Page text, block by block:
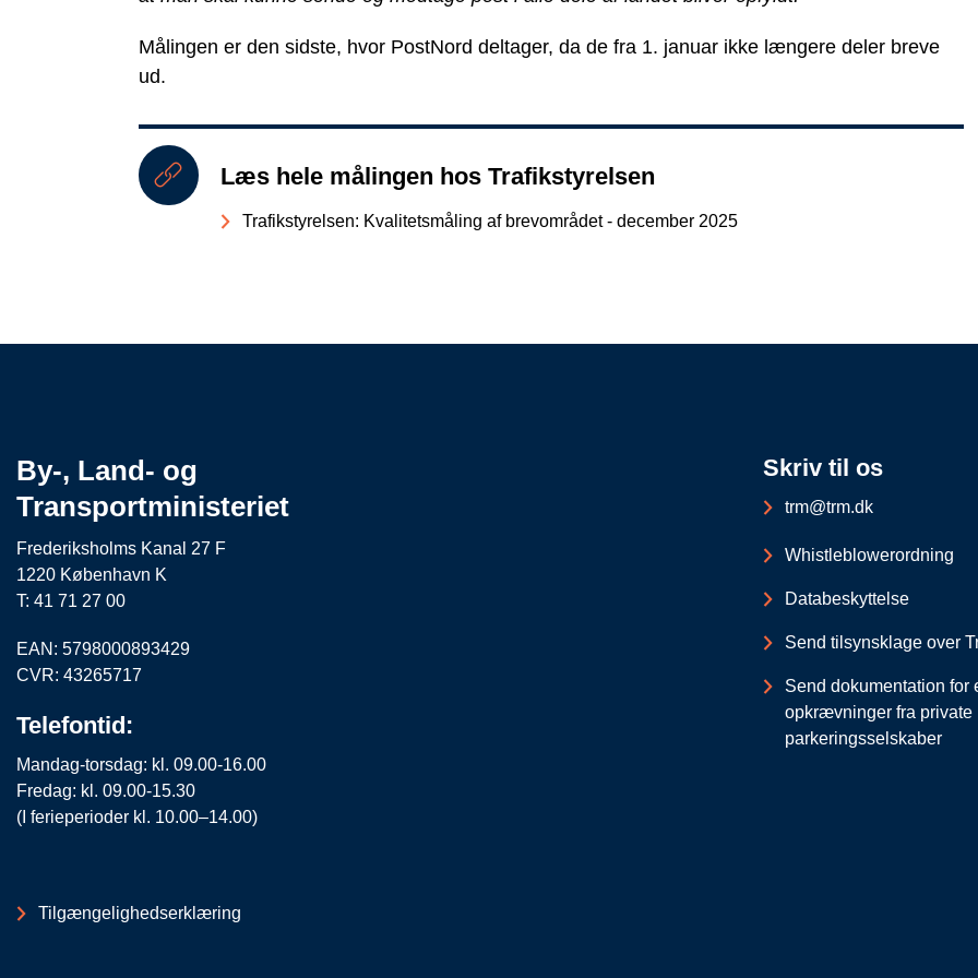
Målingen er den sidste, hvor PostNord deltager, da de fra 1. januar ikke længere deler breve
ud.
Læs hele målingen hos Trafikstyrelsen
Trafikstyrelsen: Kvalitetsmåling af brevområdet - december 2025
By-, Land- og
Transportministeriet
Frederiksholms Kanal 27 F
1220 København K
T: 41 71 27 00
EAN: 5798000893429
CVR: 43265717
Telefontid:
Mandag-torsdag: kl. 09.00-16.00
Fredag: kl. 09.00-15.30
(I ferieperioder kl. 10.00–14.00)
Tilgængelighedserklæring
Skriv til os
trm@trm.dk
Whistleblowerordning
Databeskyttelse
Send tilsynsklage over
Send dokumentation for
opkrævninger fra private
parkeringsselskaber